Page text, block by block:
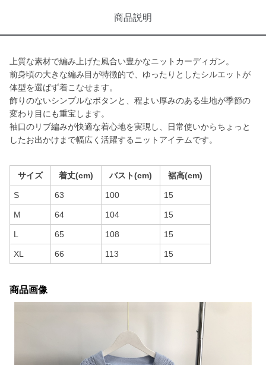
商品説明
上質な素材で編み上げた風合い豊かなニットカーディガン。
前身頃の大きな編み目が特徴的で、ゆったりとしたシルエットが
体型を選ばず着こなせます。
飾りのないシンプルなボタンと、程よい厚みのある生地が季節の
変わり目にも重宝します。
袖口のリブ編みが快適な着心地を実現し、日常使いからちょっと
したお出かけまで幅広く活躍するニットアイテムです。
サイズ 着丈(cm) バスト(cm) 裾高(cm)
S 63 100 15
M 64 104 15
L 65 108 15
XL 66 113 15
商品画像